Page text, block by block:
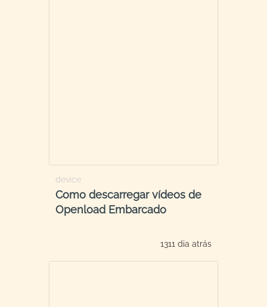
device
Como descarregar vídeos de
Openload Embarcado
1311 dia atrás